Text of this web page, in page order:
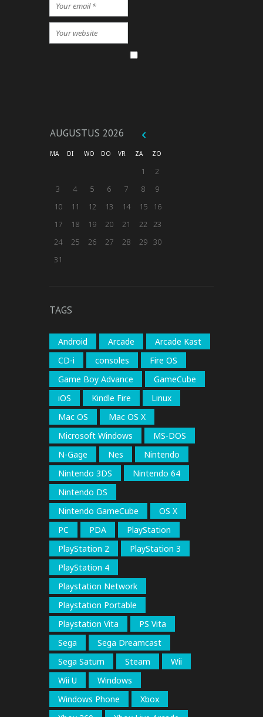
AUGUSTUS 2026
MA DI WO DO VR ZA ZO
1
2
3
4 5 6 7 8
9
10
11 12 13 14 15
16
17
18 19 20 21 22
23
24
25 26 27 28 29 30
31
TAGS
Android Arcade
Arcade Kast
CD-i
consoles
Fire OS
Game Boy Advance
GameCube
iOS
Kindle Fire
Linux
Mac OS
Mac OS X
Microsoft Windows
MS-DOS
N-Gage
Nes
Nintendo
Nintendo 3DS
Nintendo 64
Nintendo DS
Nintendo GameCube
OS X
PC
PDA
PlayStation
PlayStation 2
PlayStation 3
PlayStation 4
Playstation Network
Playstation Portable
Playstation Vita
PS Vita
Sega
Sega Dreamcast
Sega Saturn
Steam
Wii
Wii U
Windows
Windows Phone
Xbox